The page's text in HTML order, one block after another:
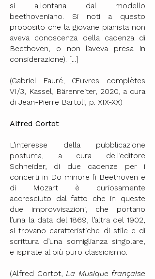
si allontana dal modello
beethoveniano. Si noti a questo
proposito che la giovane pianista non
aveva conoscenza della cadenza di
Beethoven, o non l’aveva presa in
considerazione). [...]
(Gabriel Fauré, Œuvres complètes
VI/3, Kassel, Bärenreiter, 2020, a cura
di Jean-Pierre Bartoli, p. XIX-XX)
Alfred Cortot
L’interesse della pubblicazione
postuma, a cura dell’editore
Schneider, di due cadenze per i
concerti in Do minore fi Beethoven e
di Mozart è curiosamente
accresciuto dal fatto che in queste
due improvvisazioni, che portano
l’una la data del 1869, l’altra del 1902,
si trovano caratteristiche di stile e di
scrittura d’una somiglianza singolare,
e ispirate al più puro classicismo.
(Alfred Cortot, La Musique française